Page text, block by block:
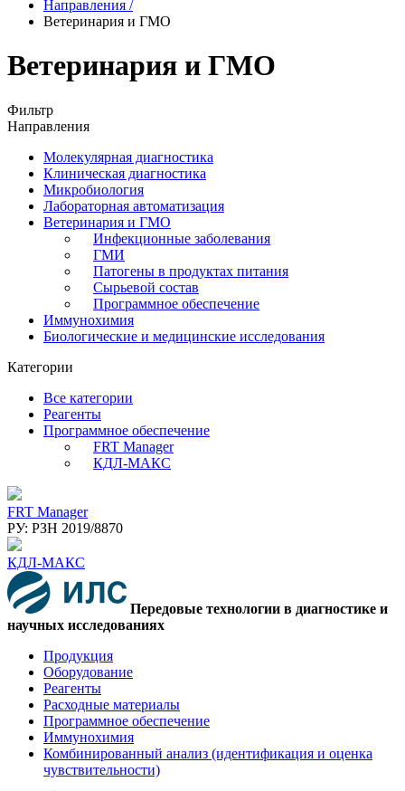
Направления /
Ветеринария и ГМО
Ветеринария и ГМО
Фильтр
Направления
Молекулярная диагностика
Клиническая диагностика
Микробиология
Лабораторная автоматизация
Ветеринария и ГМО
Инфекционные заболевания
ГМИ
Патогены в продуктах питания
Сырьевой состав
Программное обеспечение
Иммунохимия
Биологические и медицинские исследования
Категории
Все категории
Реагенты
Программное обеспечение
FRT Manager
КДЛ-МАКС
FRT Manager
РУ: РЗН 2019/8870
КДЛ-МАКС
Передовые технологии в диагностике и
научных исследованиях
Продукция
Оборудование
Реагенты
Расходные материалы
Программное обеспечение
Иммунохимия
Комбинированный анализ (идентификация и оценка
чувствительности)